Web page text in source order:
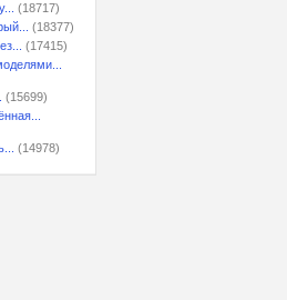
(18717)
(18377)
(17415)
(15699)
(14978)